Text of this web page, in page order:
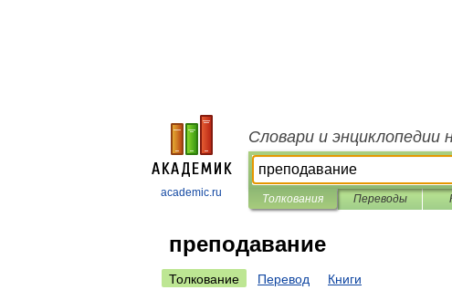
academic.ru
Словари и энциклопедии
Толкования Переводы
преподавание
Толкование Перевод Книги